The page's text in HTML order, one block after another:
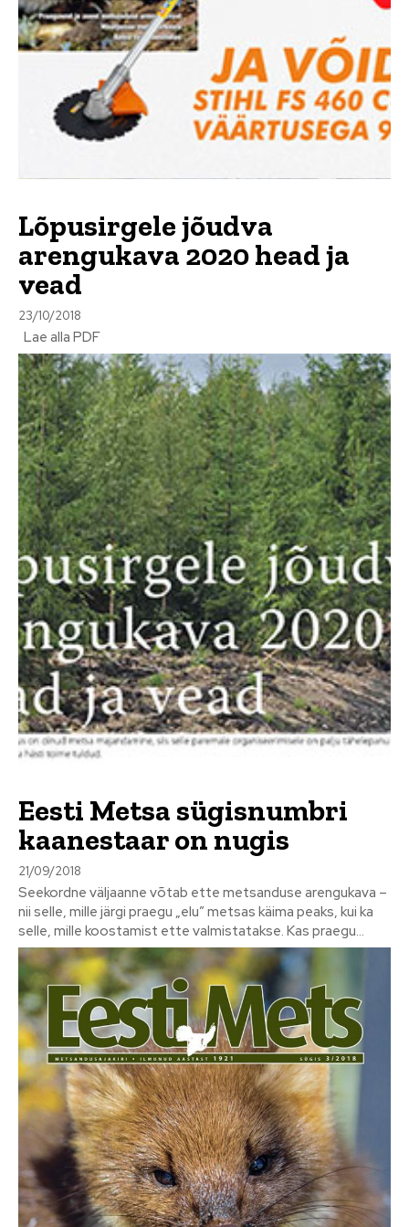
Lõpusirgele jõudva
arengukava 2020 head ja
vead
23/10/2018
Lae alla PDF
Eesti Metsa sügisnumbri
kaanestaar on nugis
21/09/2018
Seekordne väljaanne võtab ette metsanduse arengukava –
nii selle, mille järgi praegu „elu” metsas käima peaks, kui ka
selle, mille koostamist ette valmistatakse. Kas praegu...